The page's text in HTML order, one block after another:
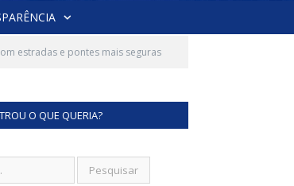
estradas e pontes mais seguras
O QUE QUERIA?